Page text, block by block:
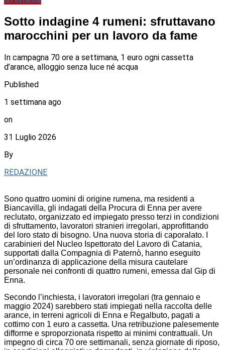
Sotto indagine 4 rumeni: sfruttavano
marocchini per un lavoro da fame
In campagna 70 ore a settimana, 1 euro ogni cassetta
d’arance, alloggio senza luce né acqua
Published
1 settimana ago
on
31 Luglio 2026
By
REDAZIONE
Sono quattro uomini di origine rumena, ma residenti a
Biancavilla, gli indagati della Procura di Enna per avere
reclutato, organizzato ed impiegato presso terzi in condizioni
di sfruttamento, lavoratori stranieri irregolari, approfittando
del loro stato di bisogno. Una nuova storia di caporalato. I
carabinieri del Nucleo Ispettorato del Lavoro di Catania,
supportati dalla Compagnia di Paternò, hanno eseguito
un’ordinanza di applicazione della misura cautelare
personale nei confronti di quattro rumeni, emessa dal Gip di
Enna.
Secondo l’inchiesta, i lavoratori irregolari (tra gennaio e
maggio 2024) sarebbero stati impiegati nella raccolta delle
arance, in terreni agricoli di Enna e Regalbuto, pagati a
cottimo con 1 euro a cassetta. Una retribuzione palesemente
difforme e sproporzionata rispetto ai minimi contrattuali. Un
impegno di circa 70 ore settimanali, senza giornate di riposo,